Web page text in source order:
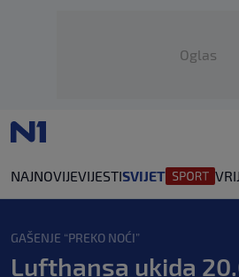
Oglas
NAJNOVIJEVIJESTISVIJET
GAŠENJE “PREKO NOĆI”
Lufthansa ukida